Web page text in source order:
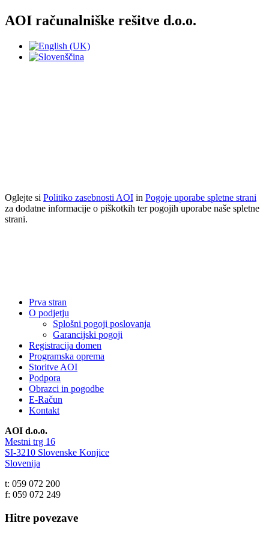
AOI računalniške rešitve d.o.o.
Oglejte si Politiko zasebnosti AOI in Pogoje uporabe spletne strani
za dodatne informacije o piškotkih ter pogojih uporabe naše spletne
strani.
Prva stran
O podjetju
Splošni pogoji poslovanja
Garancijski pogoji
Registracija domen
Programska oprema
Storitve AOI
Podpora
Obrazci in pogodbe
E-Račun
Kontakt
AOI d.o.o.
Mestni trg 16
SI-3210 Slovenske Konjice
Slovenija
t: 059 072 200
f: 059 072 249
Hitre povezave